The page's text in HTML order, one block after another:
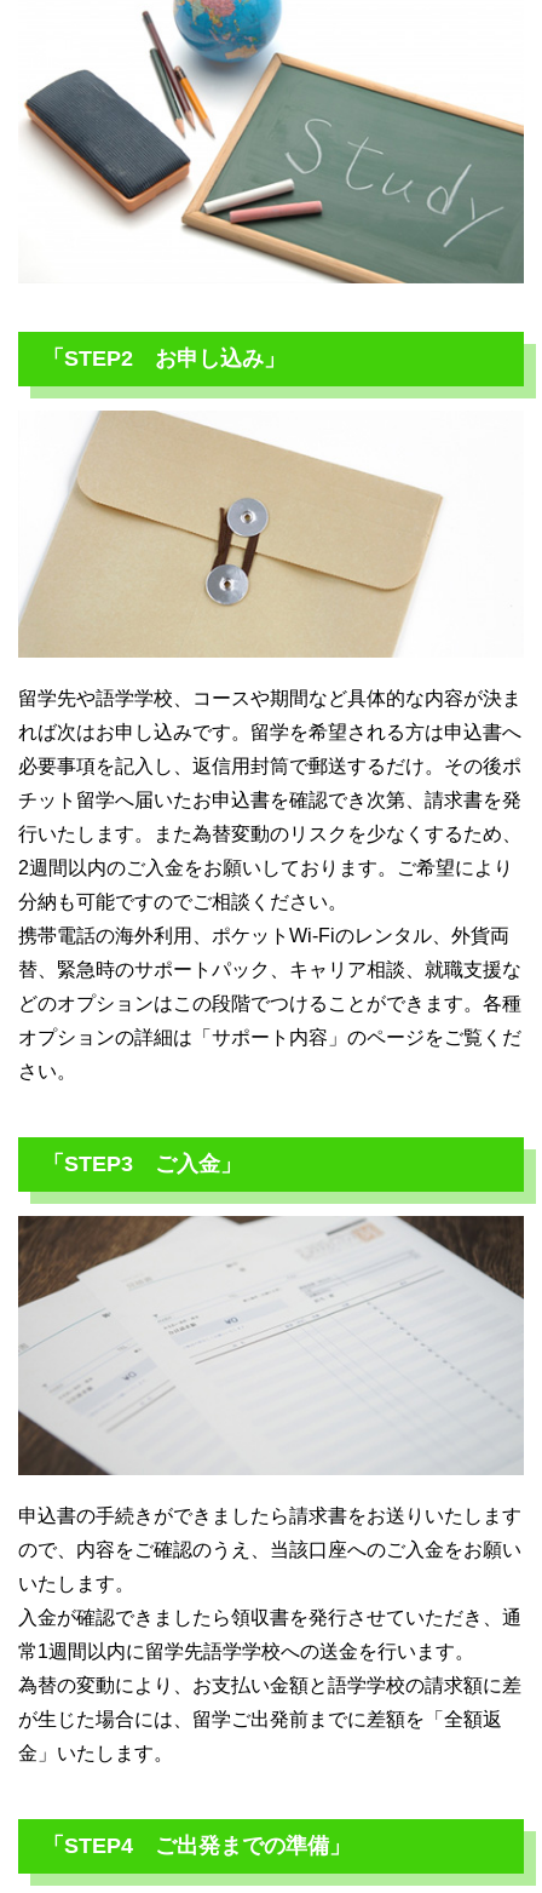
「STEP2 お申し込み」
留学先や語学学校、コースや期間など具体的な内容が決ま
れば次はお申し込みです。留学を希望される方は申込書へ
必要事項を記入し、返信用封筒で郵送するだけ。その後ポ
チット留学へ届いたお申込書を確認でき次第、請求書を発
行いたします。また為替変動のリスクを少なくするため、
2週間以内のご入金をお願いしております。ご希望により
分納も可能ですのでご相談ください。
携帯電話の海外利用、ポケットWi-Fiのレンタル、外貨両
替、緊急時のサポートパック、キャリア相談、就職支援な
どのオプションはこの段階でつけることができます。各種
オプションの詳細は「サポート内容」のページをご覧くだ
さい。
「STEP3 ご入金」
申込書の手続きができましたら請求書をお送りいたします
ので、内容をご確認のうえ、当該口座へのご入金をお願い
いたします。
入金が確認できましたら領収書を発行させていただき、通
常1週間以内に留学先語学学校への送金を行います。
為替の変動により、お支払い金額と語学学校の請求額に差
が生じた場合には、留学ご出発前までに差額を「全額返
金」いたします。
「STEP4 ご出発までの準備」